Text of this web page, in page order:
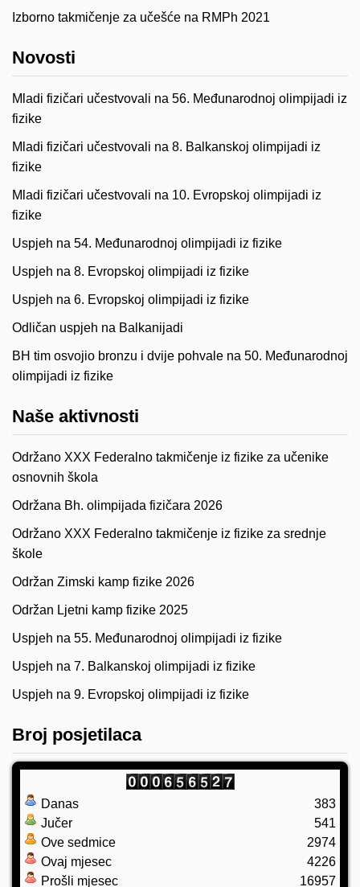
Izborno takmičenje za učešće na RMPh 2021
Novosti
Mladi fizičari učestvovali na 56. Međunarodnoj olimpijadi iz
fizike
Mladi fizičari učestvovali na 8. Balkanskoj olimpijadi iz
fizike
Mladi fizičari učestvovali na 10. Evropskoj olimpijadi iz
fizike
Uspjeh na 54. Međunarodnoj olimpijadi iz fizike
Uspjeh na 8. Evropskoj olimpijadi iz fizike
Uspjeh na 6. Evropskoj olimpijadi iz fizike
Odličan uspjeh na Balkanijadi
BH tim osvojio bronzu i dvije pohvale na 50. Međunarodnoj
olimpijadi iz fizike
Naše aktivnosti
Održano XXX Federalno takmičenje iz fizike za učenike
osnovnih škola
Održana Bh. olimpijada fizičara 2026
Održano XXX Federalno takmičenje iz fizike za srednje
škole
Održan Zimski kamp fizike 2026
Održan Ljetni kamp fizike 2025
Uspjeh na 55. Međunarodnoj olimpijadi iz fizike
Uspjeh na 7. Balkanskoj olimpijadi iz fizike
Uspjeh na 9. Evropskoj olimpijadi iz fizike
Broj posjetilaca
Danas
Jučer
Ove sedmice
Ovaj mjesec
Prošli mjesec
383
541
2974
4226
16957